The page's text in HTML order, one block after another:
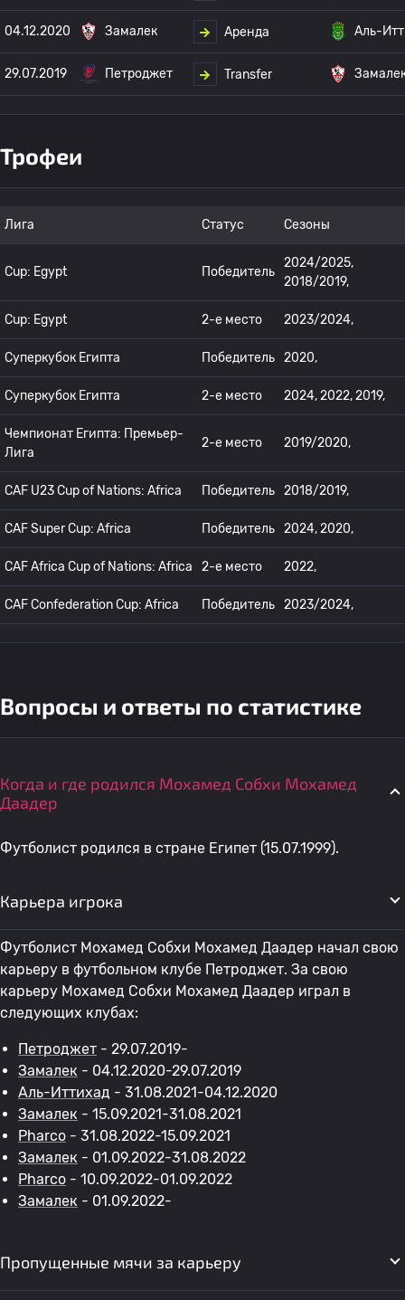
04.12.2020 Замалек Аренда Аль-
29.07.2019 Петроджет Transfer
Трофеи
Лига Статус Сезоны
Cup: Egypt Победитель
2024/2025,
2018/2019,
Cup: Egypt 2-е место 2023/2024,
Суперкубок Египта Победитель 2020,
Суперкубок Египта 2-е место 2024, 2022, 2019,
Чемпионат Египта: Премьер-
Лига
2-е место 2019/2020,
CAF U23 Cup of Nations: Africa Победитель 2018/2019,
CAF Super Cup: Africa Победитель 2024, 2020,
CAF Africa Cup of Nations: Africa 2-е место 2022,
CAF Confederation Cup: Africa Победитель 2023/2024,
Вопросы и ответы по статистике
Когда и где родился Мохамед Собхи Мохамед
Даадер
Футболист родился в стране Египет (15.07.1999).
Карьера игрока
Футболист Мохамед Собхи Мохамед Даадер начал свою
карьеру в футбольном клубе Петроджет. За свою
карьеру Мохамед Собхи Мохамед Даадер играл в
следующих клубах:
Петроджет - 29.07.2019-
Замалек - 04.12.2020-29.07.2019
Аль-Иттихад - 31.08.2021-04.12.2020
Замалек - 15.09.2021-31.08.2021
Pharco - 31.08.2022-15.09.2021
Замалек - 01.09.2022-31.08.2022
Pharco - 10.09.2022-01.09.2022
Замалек - 01.09.2022-
Пропущенные мячи за карьеру